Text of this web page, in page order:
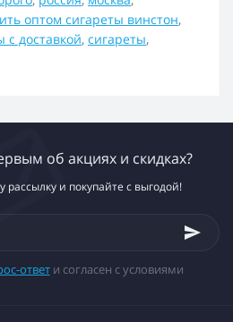
оптом сигареты винстон,
с доставкой, сигареты,
об акциях и скидках?
и покупайте с выгодой!
ответи согласен с условиями